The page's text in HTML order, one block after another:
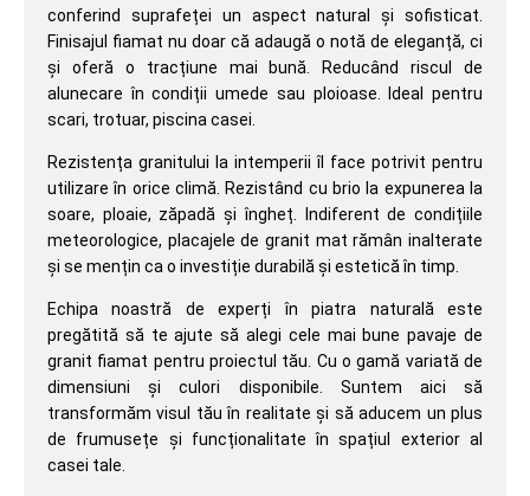
conferind suprafeței un aspect natural și sofisticat.
Finisajul fiamat nu doar că adaugă o notă de eleganță, ci
și oferă o tracțiune mai bună. Reducând riscul de
alunecare în condiții umede sau ploioase. Ideal pentru
scari, trotuar, piscina casei.
Rezistența granitului la intemperii îl face potrivit pentru
utilizare în orice climă. Rezistând cu brio la expunerea la
soare, ploaie, zăpadă și îngheț. Indiferent de condițiile
meteorologice, placajele de granit mat rămân inalterate
și se mențin ca o investiție durabilă și estetică în timp.
Echipa noastră de experți în piatra naturală este
pregătită să te ajute să alegi cele mai bune pavaje de
granit fiamat pentru proiectul tău. Cu o gamă variată de
dimensiuni și culori disponibile. Suntem aici să
transformăm visul tău în realitate și să aducem un plus
de frumusețe și funcționalitate în spațiul exterior al
casei tale.